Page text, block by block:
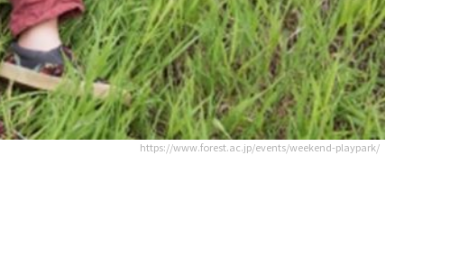
https://www.forest.ac.jp/events/weekend-playpark/